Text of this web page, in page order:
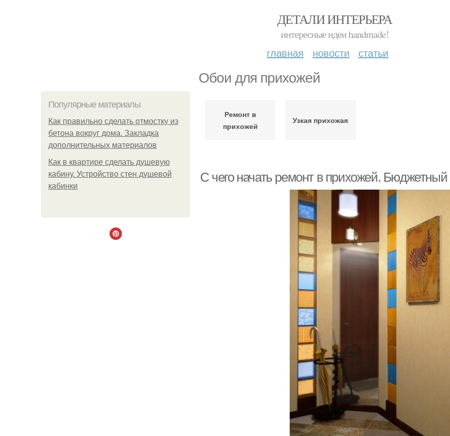
ДЕТАЛИ ИНТЕРЬЕРА
интересные идеи handmade!
главная новости статьи
Обои для прихожей
Популярные материалы
Как правильно сделать отмостку из
бетона вокруг дома. Закладка
дополнительных материалов
Как в квартире сделать душевую
кабину. Устройство стен душевой
кабинки
Ремонт в
прихожей
Узкая прихожая
С чего начать ремонт в прихожей.